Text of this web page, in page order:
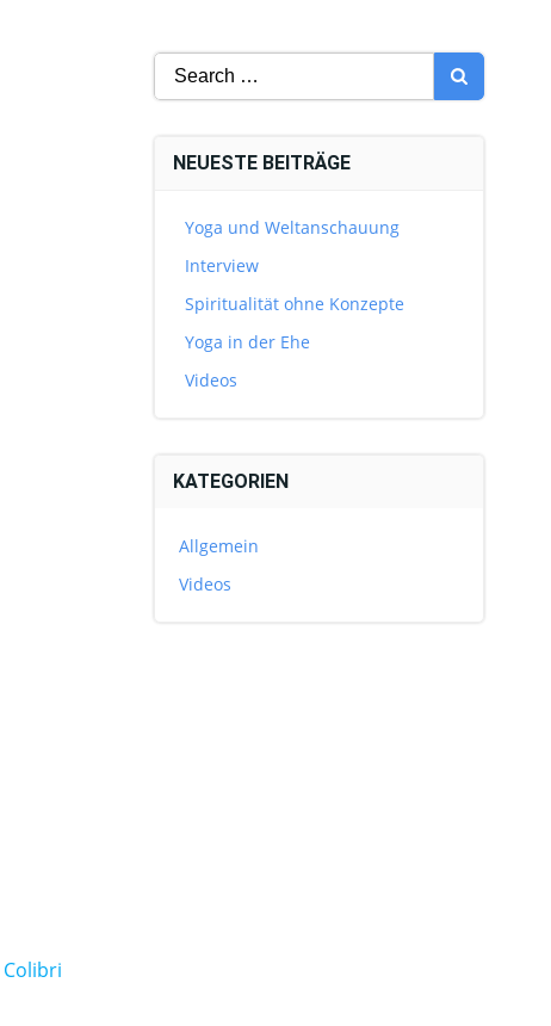
Search
for:
NEUESTE BEITRÄGE
Yoga und Weltanschauung
Interview
Spiritualität ohne Konzepte
Yoga in der Ehe
Videos
KATEGORIEN
Allgemein
Videos
Colibri